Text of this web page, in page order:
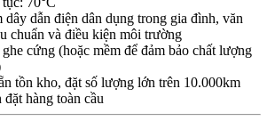
dây dẫn điện dân dụng trong gia đình, văn
chuẩn và điều kiện môi trường
cứng (hoặc mềm để đảm bảo chất lượng
tồn kho, đặt số lượng lớn trên 10.000km
hàng toàn cầu